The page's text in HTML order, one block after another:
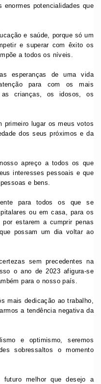
enormes potencialidades que
e saúde, porque só um
e superar com êxito os
a todos os níveis.
esperanças de uma vida
para com os mais
as crianças, os idosos, os
primeiro lugar os meus votos
dos seus próximos e da
apreço a todos os que
interesses pessoais e que
e bens.
para todos os que se
ou em casa, para os
estarem a cumprir penas
possam um dia voltar ao
sem precedentes na
o ano de 2023 afigura-se
para o nosso país.
mais dedicação ao trabalho,
a tendência negativa da
e optimismo, seremos
sobressaltos o momento
futuro melhor que desejo a